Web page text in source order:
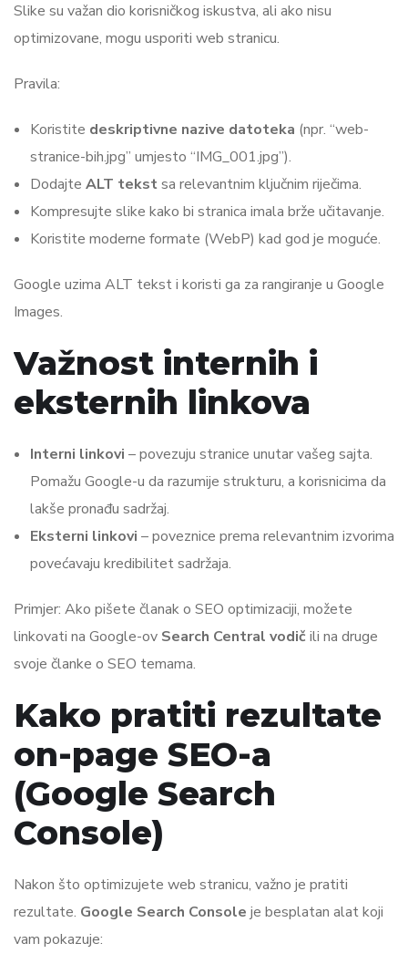
Slike su važan dio korisničkog iskustva, ali ako nisu
optimizovane, mogu usporiti web stranicu.
Pravila:
Koristite deskriptivne nazive datoteka (npr. “web-
stranice-bih.jpg” umjesto “IMG_001.jpg”).
Dodajte ALT tekstsa relevantnim ključnim riječima.
Kompresujte slike kako bi stranica imala brže učitavanje.
Koristite moderne formate (WebP) kad god je moguće.
Google uzima ALT tekst i koristi ga za rangiranje u Google
Images.
Važnost internih i
eksternih linkova
Interni linkovi – povezuju stranice unutar vašeg sajta.
Pomažu Google-u da razumije strukturu, a korisnicima da
lakše pronađu sadržaj.
Eksterni linkovi – poveznice prema relevantnim izvorima
povećavaju kredibilitet sadržaja.
Primjer: Ako pišete članak o SEO optimizaciji, možete
linkovati na Google-ov Search Central vodič ili na druge
svoje članke o SEO temama.
Kako pratiti rezultate
on-page SEO-a
(Google Search
Console)
Nakon što optimizujete web stranicu, važno je pratiti
rezultate. Google Search Console je besplatan alat koji
vam pokazuje: